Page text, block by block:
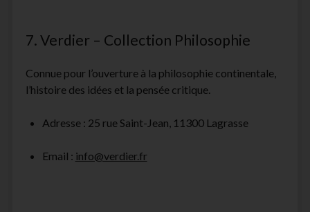
7. Verdier – Collection Philosophie
Connue pour l’ouverture à la philosophie continentale,
l’histoire des idées et la pensée critique.
Adresse : 25 rue Saint-Jean, 11300 Lagrasse
Email : info@verdier.fr